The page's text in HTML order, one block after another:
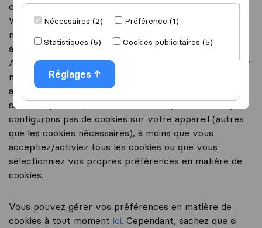
Nécessaires (2)
Préférence (1)
Statistiques (5)
Cookies publicitaires (5)
Réglages
ordinateur ou appareil lorsque vous visitez notre site
Web. Nous utilisons des cookies afin de vous offrir la
meilleure expérience possible. Les cookies nous aident
à vous distinguer des autres utilisateurs de notre site.
Ainsi, nous nous assurerons que vous pouvez parcourir
notre site plus facilement, et apporter des
améliorations si nécessaire. Lorsque vous visitez notre
site web pour la première fois, nous (TriGlobal B.V.) ne
configurons pas de cookies sur votre appareil (autres
que les cookies nécessaires), à moins que vous
acceptiez/activiez tous les cookies ou que vous
sélectionniez vos propres préférences en matière de
cookies.
Vous pouvez gérer vos préférences en matière de
cookies à tout moment ici. Cependant, sachez que si